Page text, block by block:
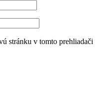
stránku v tomto prehliadači